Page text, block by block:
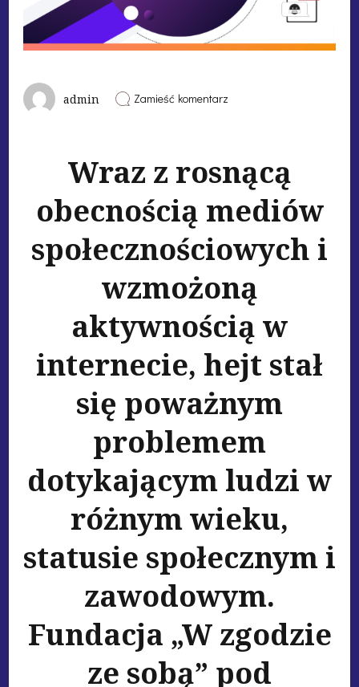
admin Zamieść komentarz
Wraz z rosnącą
obecnością mediów
społecznościowych i
wzmożoną
aktywnością w
internecie, hejt stał
się poważnym
problemem
dotykającym ludzi w
różnym wieku,
statusie społecznym i
zawodowym.
Fundacja „W zgodzie
ze sobą” pod